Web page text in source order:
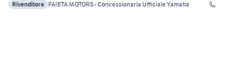
Rivenditore FAIETA MOTORS - Concessionaria Ufficiale Yamaha